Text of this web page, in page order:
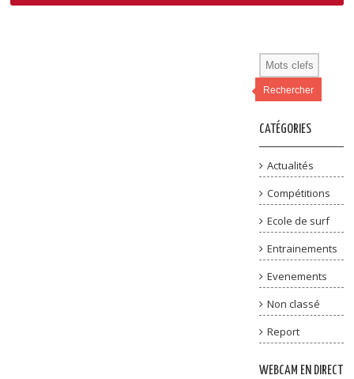
Rechercher
CATÉGORIES
Actualités
Compétitions
Ecole de surf
Entrainements
Evenements
Non classé
Report
WEBCAM EN DIRECT